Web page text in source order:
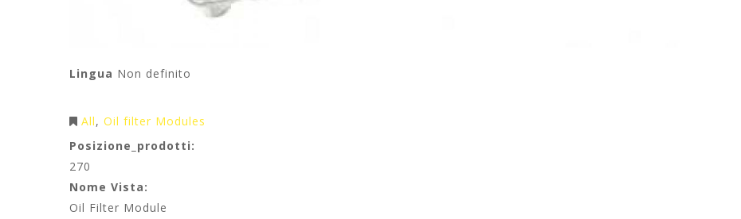
Lingua Non definito
All
Oil filter Modules
Posizione_prodotti:
270
Nome Vista:
Oil Filter Module